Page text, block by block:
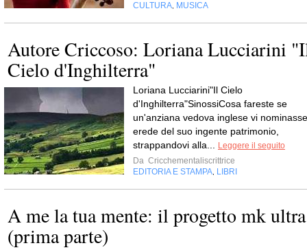
CULTURA MUSICA
Autore Criccoso: Loriana Lucciarini
Cielo d'Inghilterra"
Loriana Lucciarini"Il Cielo
d'Inghilterra"SinossiCosa fareste se
un'anziana vedova inglese vi nominasse
erede del suo ingente patrimonio,
strappandovi alla...
Leggere il seguito
Da Cricchementaliscrittrice
EDITORIA E STAMPA LIBRI
A me la tua mente: il progetto mk ultra
(prima parte)